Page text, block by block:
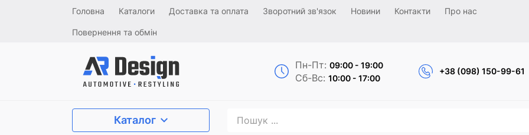
Головна Каталоги Доставка та оплата Зворотний зв'язок Новини Контакти Про нас
Повернення та обмін
Пн-Пт: 09:00 - 19:00
Сб-Вс: 10:00 - 17:00
+38 (098) 150-99-61
Каталог